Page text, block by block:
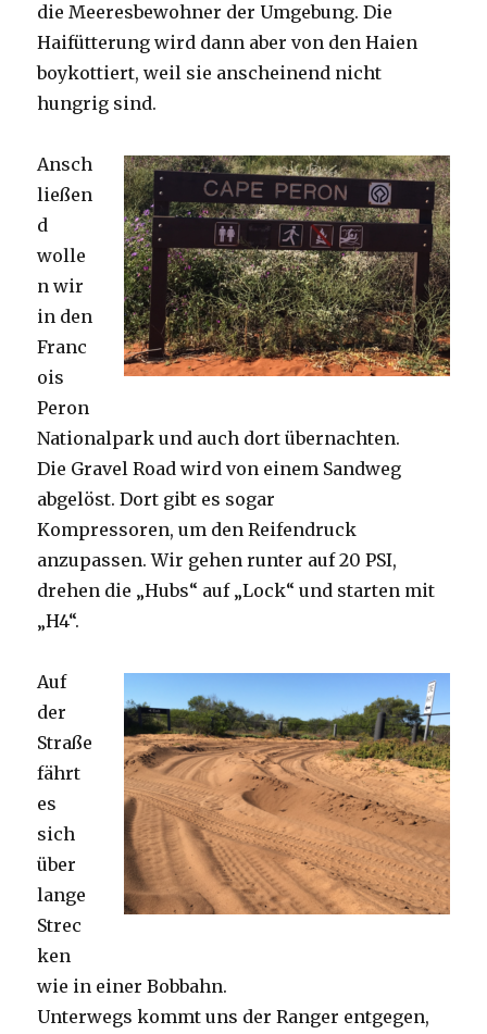
die Meeresbewohner der Umgebung. Die
Haifütterung wird dann aber von den Haien
boykottiert, weil sie anscheinend nicht
hungrig sind.
Ansch
ließen
d
wolle
n wir
in den
Franc
ois
Peron
Nationalpark und auch dort übernachten.
Die Gravel Road wird von einem Sandweg
abgelöst. Dort gibt es sogar
Kompressoren, um den Reifendruck
anzupassen. Wir gehen runter auf 20 PSI,
drehen die „Hubs“ auf „Lock“ und starten mit
„H4“.
Auf
der
Straße
fährt
es
sich
über
lange
Strec
ken
wie in einer Bobbahn.
Unterwegs kommt uns der Ranger entgegen,